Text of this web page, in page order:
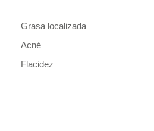
Grasa localizada
Acné
Flacidez